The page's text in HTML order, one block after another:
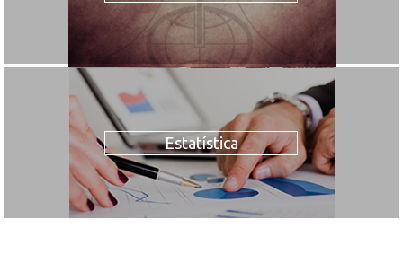
Estatística